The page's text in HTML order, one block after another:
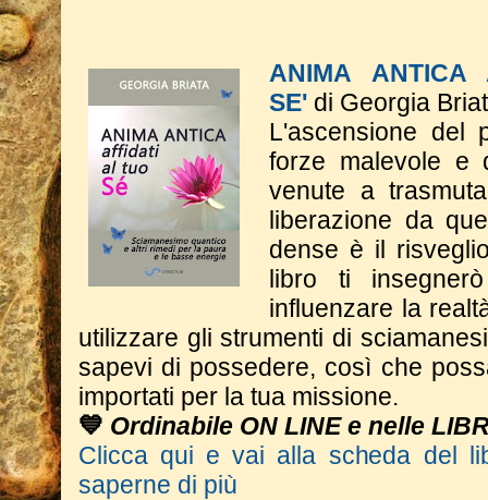
ANIMA ANTICA
SE' di Georgia
L'ascensione del
forze malevole e
venute a
liberazione da
dense è il
libro ti
influenzare la
utilizzare gli strumenti di
sapevi di possedere, così che
importati per la tua missione.
💙 Ordinabile ON LINE e nelle
Clicca qui e vai alla scheda del
saperne di più